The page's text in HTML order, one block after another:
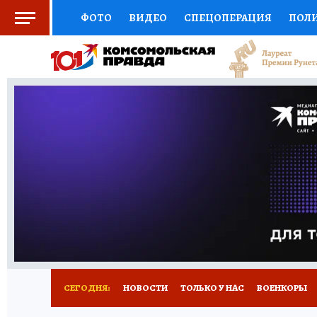
ФОТО ВИДЕО СПЕЦОПЕРАЦИЯ
СОЦПОДДЕРЖКА НАУКА СПОРТ
ВЫБОР ЭКСПЕРТОВ ДОКТОР
ПРОГНОЗЫ НА СПОРТ
НОВОЕ
СЕГОДНЯ: НОВОСТИ ТОЛЬКО У НАС ВОЕНКОРЫ